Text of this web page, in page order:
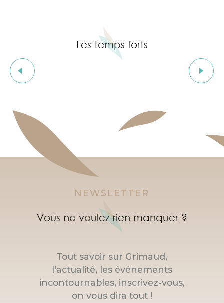
Grimaud Art Urbain - Festival de street art
Visite guidée du village de Grimaud (guide privée)
Exposition "Le château de Grimaud"
L'heure du conte
Courses d'orientation dans le village de Grimaud
Marché bio et éthique
Les temps forts
NEWSLETTER
Vous ne voulez rien manquer ?
Tout savoir sur Grimaud,
l'actualité, les événements
incontournables, inscrivez-vous,
on vous dira tout !